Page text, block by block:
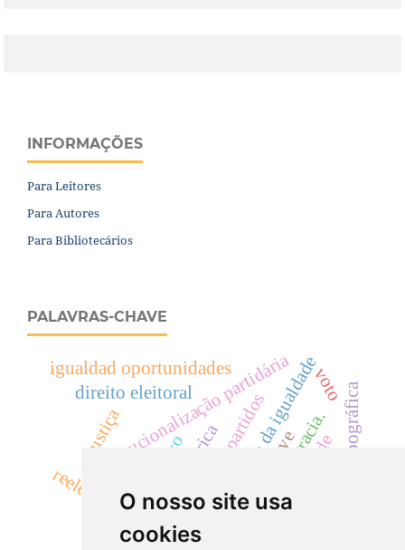
O nosso site usa
cookies
INFORMAÇÕES
Para Leitores
Para Autores
Para Bibliotecários
PALAVRAS-CHAVE
palabras clave
princípio da igualdade
institucionalização partidária
financiación de partidosalemania
evolución histórica
igualdad oportunidades
democracia.
direito eleitoral
mandato eletivo
justiça equidade
reeleições análise prosopográfica
voto